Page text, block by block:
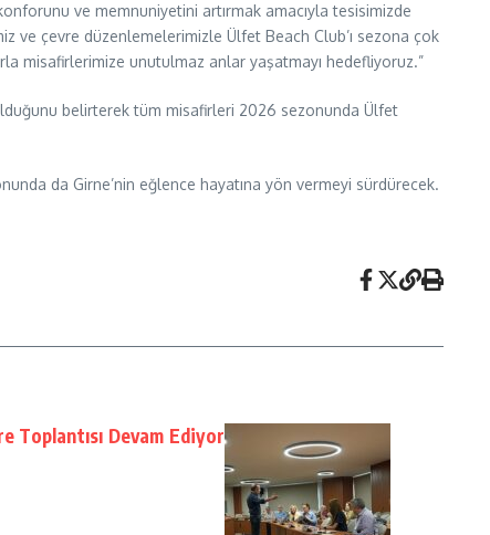
ve memnuniyetini artırmak amacıyla tesisimizde
ve çevre düzenlemelerimizle Ülfet Beach Club’ı sezona çok
misafirlerimize unutulmaz anlar yaşatmayı hedefliyoruz.”
belirterek tüm misafirleri 2026 sezonunda Ülfet
da Girne’nin eğlence hayatına yön vermeyi sürdürecek.
Toplantısı Devam Ediyor